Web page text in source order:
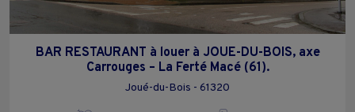
BAR RESTAURANT à louer à JOUE-DU-BOIS, axe
Carrouges – La Ferté Macé (61).
Joué-du-Bois - 61320